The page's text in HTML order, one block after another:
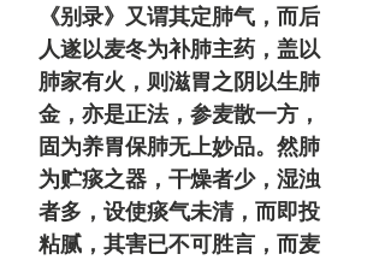
《别录》又谓其定肺气，而后
人遂以麦冬为补肺主药，盖以
肺家有火，则滋胃之阴以生肺
金，亦是正法，参麦散一方，
固为养胃保肺无上妙品。然肺
为贮痰之器，干燥者少，湿浊
者多，设使痰气未清，而即投
粘腻，其害已不可胜言，而麦